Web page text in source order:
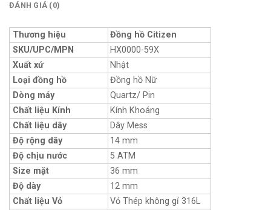
ĐÁNH GIÁ (0)
Thương hiệu
Đồng hồ Citizen
SKU/UPC/MPN
HX0000-59X
Xuất xứ
Nhật
Loại đồng hồ
Đồng hồ Nữ
Dòng máy
Quartz/ Pin
Chất liệu Kính
Kính Khoáng
Chất liệu dây
Dây Mess
Độ rộng dây
14 mm
Độ chịu nước
5 ATM
Size mặt
36 mm
Độ dày
12 mm
Chất liệu Vỏ
Vỏ Thép không gỉ 316L